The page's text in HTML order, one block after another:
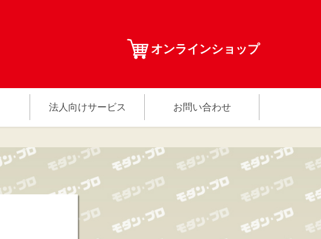
オンラインショップ
法人向けサービス お問い合わせ